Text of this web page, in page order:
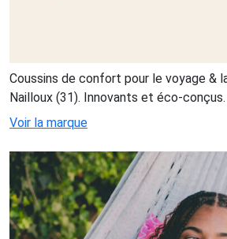
Coussins de confort pour le voyage &
Nailloux (31). Innovants et éco-conçus.
Voir la marque